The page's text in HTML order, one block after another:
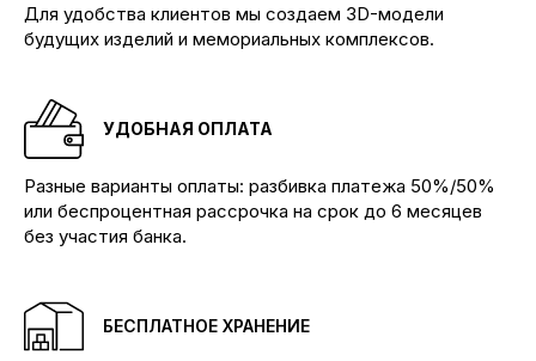
Для удобства клиентов мы создаем 3D-модели
будущих изделий и мемориальных комплексов.
УДОБНАЯ ОПЛАТА
Разные варианты оплаты: разбивка платежа 50%/50%
или беспроцентная рассрочка на срок до 6 месяцев
без участия банка.
БЕСПЛАТНОЕ ХРАНЕНИЕ
Производим памятники и мемориальные